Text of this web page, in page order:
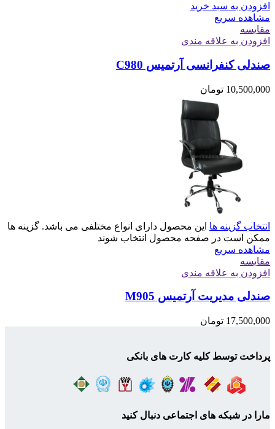
افزودن به سبد خرید
مشاهده سریع
مقایسه
افزودن به علاقه مندی
صندلی کنفرانسی آرتمیس C980
10,500,000 تومان
انتخاب گزینه ها این محصول دارای انواع مختلفی می باشد. گزینه ها
ممکن است در صفحه محصول انتخاب شوند
مشاهده سریع
مقایسه
افزودن به علاقه مندی
صندلی مدیریت آرتمیس M905
17,500,000 تومان
پرداخت توسط کلیه کارت های بانکی
مارا در شبکه های اجتماعی دنبال کنید